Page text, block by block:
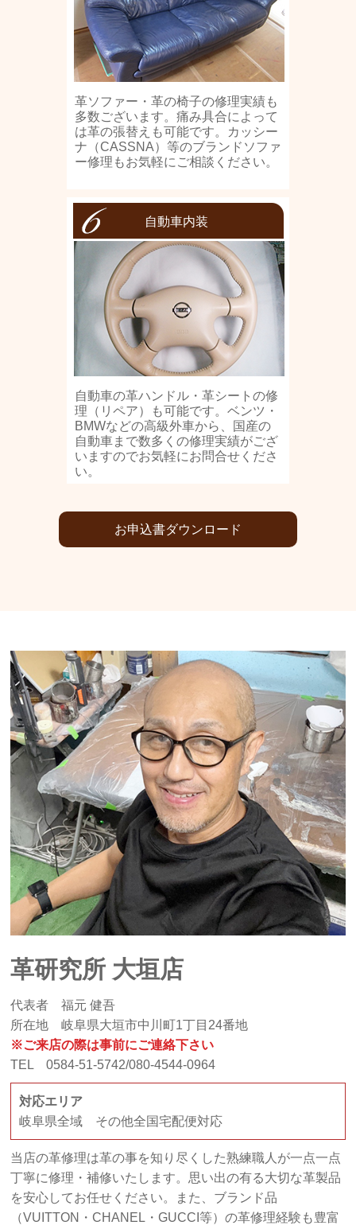
革ソファー・革の椅子の修理実績も
多数ございます。痛み具合によって
は革の張替えも可能です。カッシー
ナ（CASSNA）等のブランドソファ
ー修理もお気軽にご相談ください。
自動車内装
自動車の革ハンドル・革シートの修
理（リペア）も可能です。ベンツ・
BMWなどの高級外車から、国産の
自動車まで数多くの修理実績がござ
いますのでお気軽にお問合せくださ
い。
お申込書ダウンロード
革研究所 大垣店
代表者 福元 健吾
所在地 岐阜県大垣市中川町1丁目24番地
※ご来店の際は事前にご連絡下さい
TEL 0584-51-5742/080-4544-0964
対応エリア
岐阜県全域 その他全国宅配便対応
当店の革修理は革の事を知り尽くした熟練職人が一点一点
丁寧に修理・補修いたします。思い出の有る大切な革製品
を安心してお任せください。また、ブランド品
（VUITTON・CHANEL・GUCCI等）の革修理経験も豊富